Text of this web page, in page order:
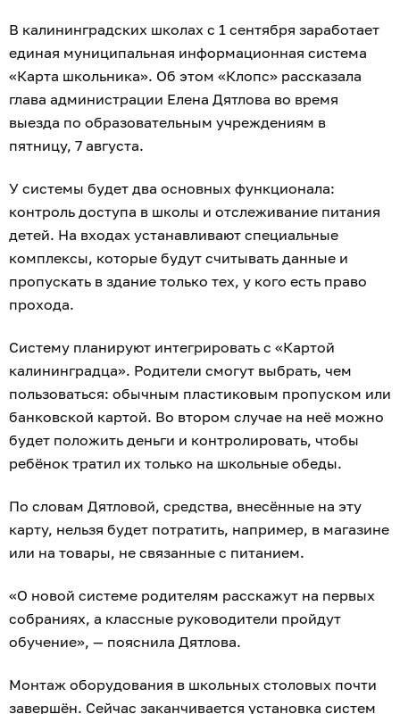
В калининградских школах с 1 сентября заработает
единая муниципальная информационная система
«Карта школьника». Об этом «Клопс» рассказала
глава администрации Елена Дятлова во время
выезда по образовательным учреждениям в
пятницу, 7 августа.
У системы будет два основных функционала:
контроль доступа в школы и отслеживание питания
детей. На входах устанавливают специальные
комплексы, которые будут считывать данные и
пропускать в здание только тех, у кого есть право
прохода.
Систему планируют интегрировать с «Картой
калининградца». Родители смогут выбрать, чем
пользоваться: обычным пластиковым пропуском или
банковской картой. Во втором случае на неё можно
будет положить деньги и контролировать, чтобы
ребёнок тратил их только на школьные обеды.
По словам Дятловой, средства, внесённые на эту
карту, нельзя будет потратить, например, в магазине
или на товары, не связанные с питанием.
«О новой системе родителям расскажут на первых
собраниях, а классные руководители пройдут
обучение», — пояснила Дятлова.
Монтаж оборудования в школьных столовых почти
завершён. Сейчас заканчивается установка систем